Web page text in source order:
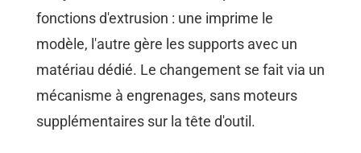
fonctions d'extrusion : une imprime le
modèle, l'autre gère les supports avec un
matériau dédié. Le changement se fait via un
mécanisme à engrenages, sans moteurs
supplémentaires sur la tête d'outil.